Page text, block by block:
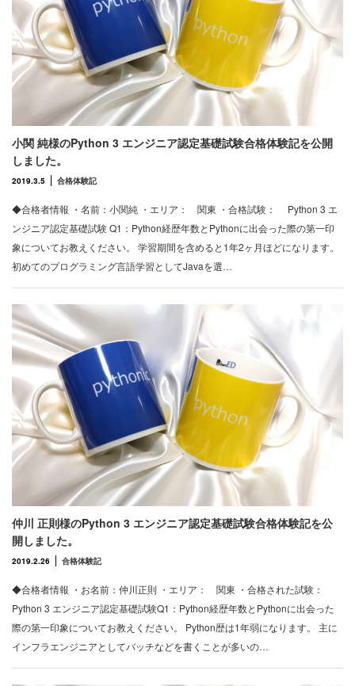
小関 純様のPython 3 エンジニア認定基礎試験合格体験記を公開
しました。
2019.3.5 合格体験記
◆合格者情報 ・名前：小関純 ・エリア： 関東 ・合格試験： Python 3 エ
ンジニア認定基礎試験 Q1：Python経歴年数とPythonに出会った際の第一印
象についてお教えください。 学習期間を含めると1年2ヶ月ほどになります。
初めてのプログラミング言語学習としてJavaを選…
仲川 正則様のPython 3 エンジニア認定基礎試験合格体験記を公
開しました。
2019.2.26 合格体験記
◆合格者情報 ・お名前：仲川正則 ・エリア： 関東 ・合格された試験：
Python 3 エンジニア認定基礎試験Q1：Python経歴年数とPythonに出会った
際の第一印象についてお教えください。 Python歴は1年弱になります。 主に
インフラエンジニアとしてバッチなどを書くことが多いの…